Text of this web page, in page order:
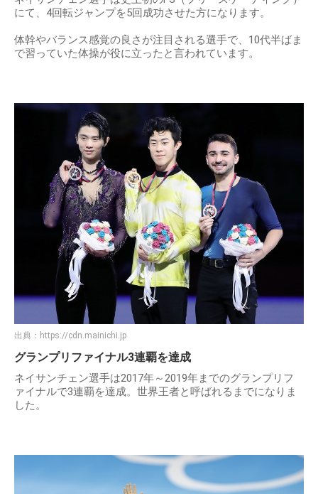
にて、4回転ジャンプを5回成功させた方になります。
体幹やバランス感覚の良さが注目される選手で、10代半ばま
で習っていた体操が役に立ったと言われています。
出典： https://cdn.mainichi.jp
グランプリファイナル3連覇を達成
ネイサンチェン選手は2017年～2019年までのグランプリフ
ァイナルで3連覇を達成。世界王者と呼ばれるまでになりま
した。